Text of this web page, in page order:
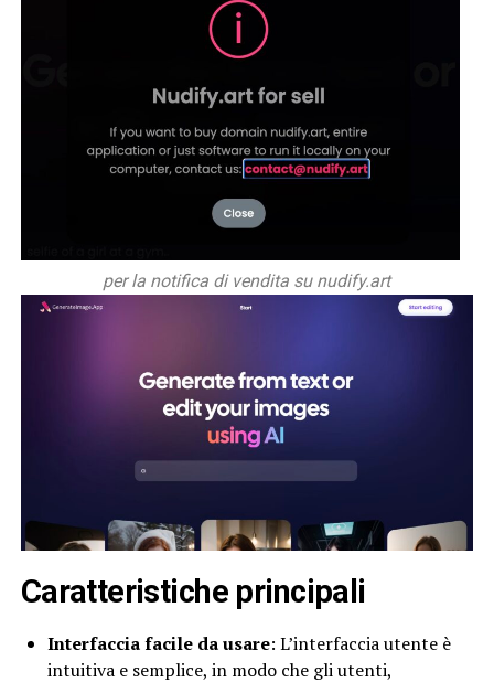
per la notifica di vendita su nudify.art
Caratteristiche principali
Interfaccia facile da usare: L’interfaccia utente è
intuitiva e semplice, in modo che gli utenti,